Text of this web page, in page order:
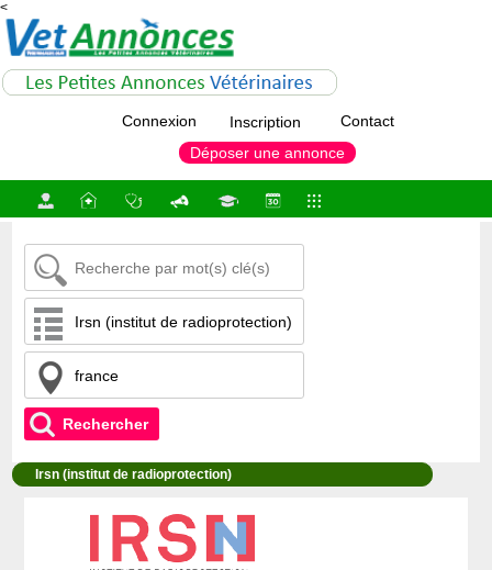
<
Déposer une annonce
Connexion Inscription Contact
Rechercher
Irsn (institut de radioprotection)